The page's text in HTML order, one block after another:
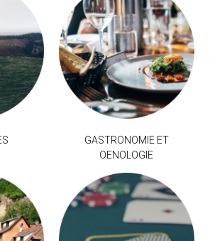
GASTRONOMIE ET
OENOLOGIE